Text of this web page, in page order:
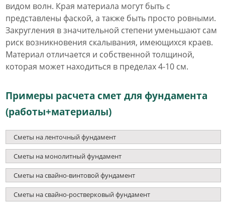
видом волн. Края материала могут быть с
представлены фаской, а также быть просто ровными.
Закругления в значительной степени уменьшают сам
риск возникновения скалывания, имеющихся краев.
Материал отличается и собственной толщиной,
которая может находиться в пределах 4-10 см.
Примеры расчета смет для фундамента
(работы+материалы)
Сметы на ленточный фундамент
Сметы на монолитный фундамент
Сметы на свайно-винтовой фундамент
Сметы на свайно-ростверковый фундамент